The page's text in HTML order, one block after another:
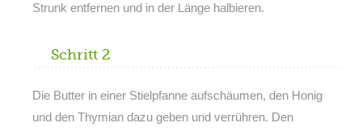
Strunk entfernen und in der Länge halbieren.
Schritt 2
Die Butter in einer Stielpfanne aufschäumen, den Honig
und den Thymian dazu geben und verrühren. Den